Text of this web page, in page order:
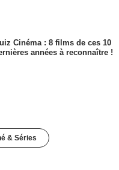
Cinéma : 8 films de ces 10
années à reconnaître !
& Séries